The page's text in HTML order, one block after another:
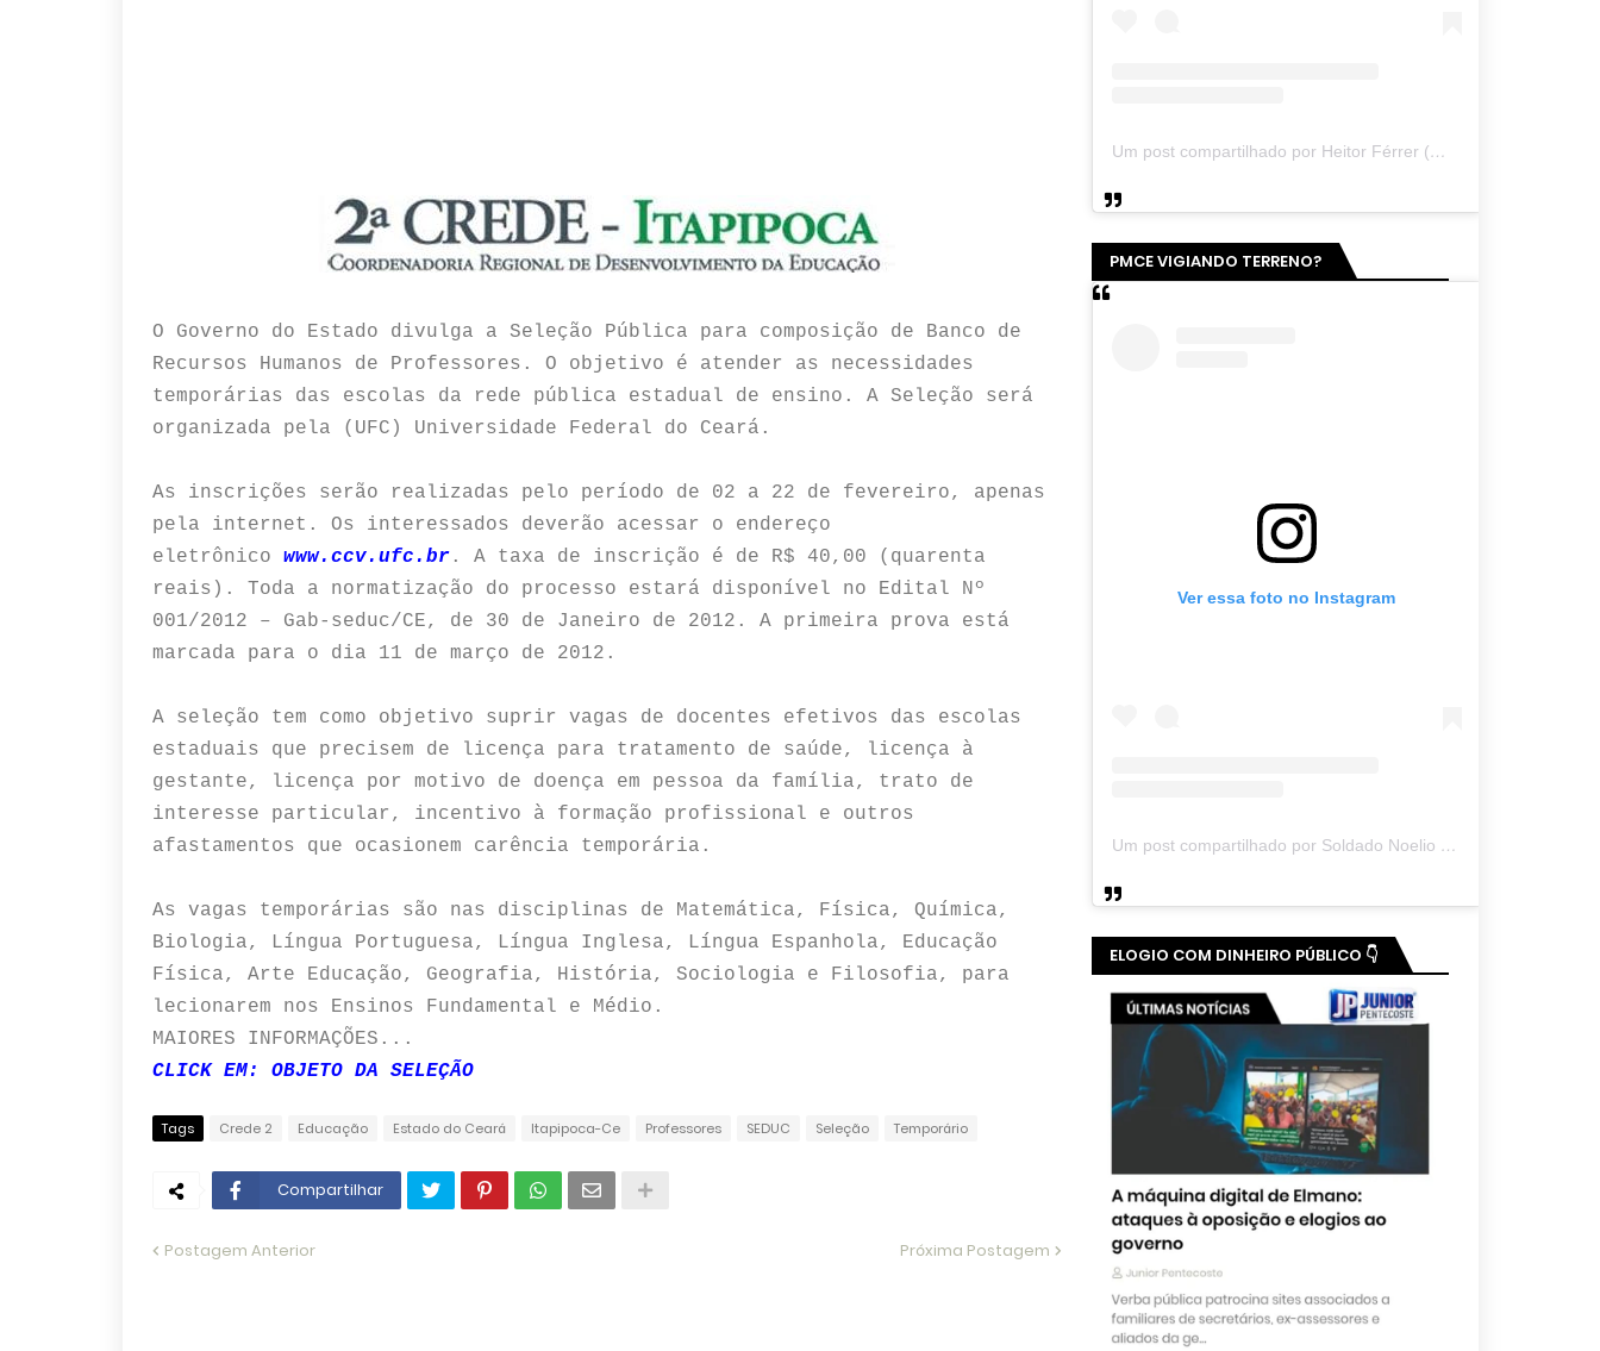
O Governo do Estado divulga a Seleção Pública para composição de Banco de
Recursos Humanos de Professores. O objetivo é atender as necessidades
temporárias das escolas da rede pública estadual de ensino. A Seleção será
organizada pela (UFC) Universidade Federal do Ceará.
As inscrições serão realizadas pelo período de 02 a 22 de fevereiro, apenas
pela internet. Os interessados deverão acessar o endereço
eletrônico www.ccv.ufc.br. A taxa de inscrição é de R$ 40,00 (quarenta
reais). Toda a normatização do processo estará disponível no Edital Nº
001/2012 – Gab-seduc/CE, de 30 de Janeiro de 2012. A primeira prova está
marcada para o dia 11 de março de 2012.
A seleção tem como objetivo suprir vagas de docentes efetivos das escolas
estaduais que precisem de licença para tratamento de saúde, licença à
gestante, licença por motivo de doença em pessoa da família, trato de
interesse particular, incentivo à formação profissional e outros
afastamentos que ocasionem carência temporária.
As vagas temporárias são nas disciplinas de Matemática, Física, Química,
Biologia, Língua Portuguesa, Língua Inglesa, Língua Espanhola, Educação
Física, Arte Educação, Geografia, História, Sociologia e Filosofia, para
lecionarem nos Ensinos Fundamental e Médio.
MAIORES INFORMAÇÕES...
CLICK EM: OBJETO DA SELEÇÃO
Tags Crede 2 Educação Estado do Ceará Itapipoca-Ce Professores SEDUC Seleção Temporário
Compartilhar
Postagem Anterior Próxima Postagem
Um post compartilhado por Heitor Férrer (@heitor_ferrer77)
PMCE VIGIANDO TERRENO?
Ver essa foto no Instagram
Um post compartilhado por Soldado Noelio (@soldadonoelio)
ELOGIO COM DINHEIRO PÚBLICO 👇